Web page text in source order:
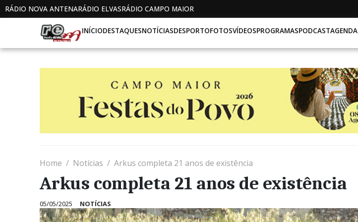
RÁDIO NOVA ANTENARÁDIO ELVASRÁDIO CAMPO MAIOR
INÍCIODESTAQUESNOTÍCIASDESPORTOFOTOSVÍDEOSPROGRAMASPODCASTAGENDA
Home Notícias Arkus completa 21 anos de existência
Arkus completa 21 anos de existência
05/05/2025 NOTÍCIAS